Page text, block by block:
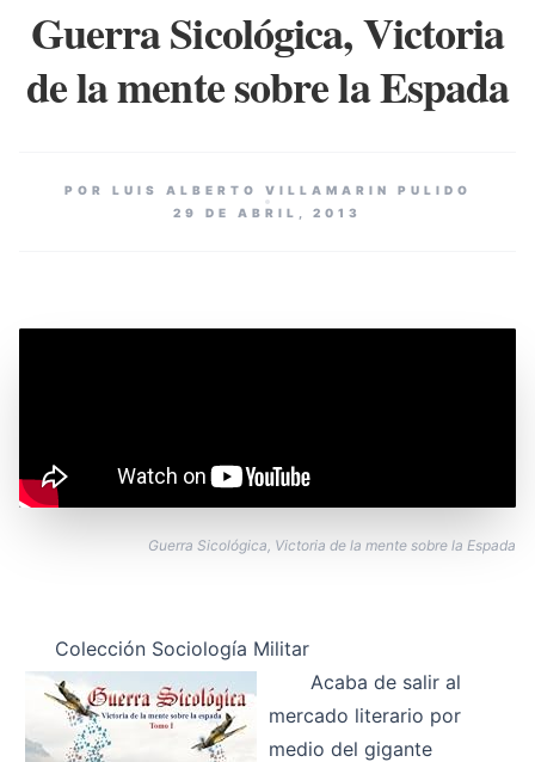
Guerra Sicológica, Victoria
de la mente sobre la Espada
POR LUIS ALBERTO VILLAMARIN PULIDO
29 DE ABRIL, 2013
Guerra Sicológica, Victoria de la mente sobre la Espada
Colección Sociología Militar
Acaba de salir al
mercado literario por
medio del gigante